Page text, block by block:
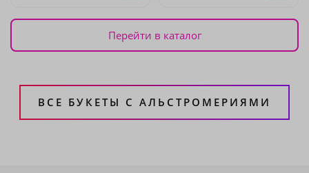
Перейти в каталог
ВСЕ БУКЕТЫ С АЛЬСТРОМЕРИЯМИ